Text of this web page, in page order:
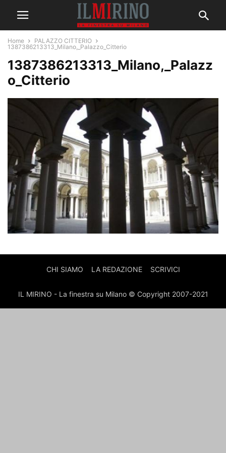
Home
PALAZZO CITTERIO
1387386213313_Milano,_Palazzo_Citterio
1387386213313_Milano,_Palazz
o_Citterio
CHI SIAMO LA REDAZIONE SCRIVICI
IL MIRINO - La finestra su Milano © Copyright 2007-2021